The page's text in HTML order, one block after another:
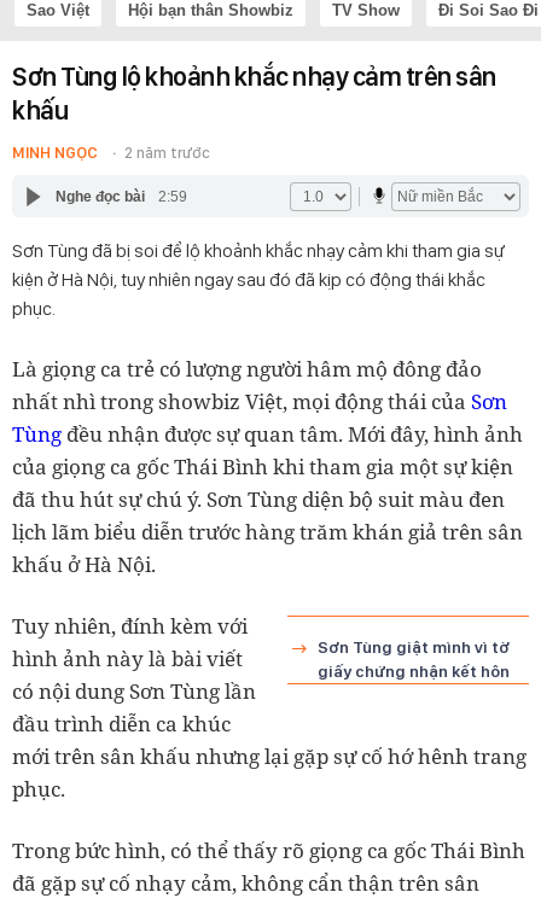
Sao Việt Hội bạn thân Showbiz TV Show Đi Soi Sao Đi
Sơn Tùng lộ khoảnh khắc nhạy cảm trên sân
khấu
MINH NGỌC 2 năm trước
Nghe đọc bài 2:59
Sơn Tùng đã bị soi để lộ khoảnh khắc nhạy cảm khi tham gia sự
kiện ở Hà Nội, tuy nhiên ngay sau đó đã kịp có động thái khắc
phục.
Là giọng ca trẻ có lượng người hâm mộ đông đảo
nhất nhì trong showbiz Việt, mọi động thái của Sơn
Tùng đều nhận được sự quan tâm. Mới đây, hình ảnh
của giọng ca gốc Thái Bình khi tham gia một sự kiện
đã thu hút sự chú ý. Sơn Tùng diện bộ suit màu đen
lịch lãm biểu diễn trước hàng trăm khán giả trên sân
khấu ở Hà Nội.
Sơn Tùng giật mình vì tờ
giấy chứng nhận kết hôn
Tuy nhiên, đính kèm với
hình ảnh này là bài viết
có nội dung Sơn Tùng lần
đầu trình diễn ca khúc
mới trên sân khấu nhưng lại gặp sự cố hớ hênh trang
phục.
Trong bức hình, có thể thấy rõ giọng ca gốc Thái Bình
đã gặp sự cố nhạy cảm, không cẩn thận trên sân